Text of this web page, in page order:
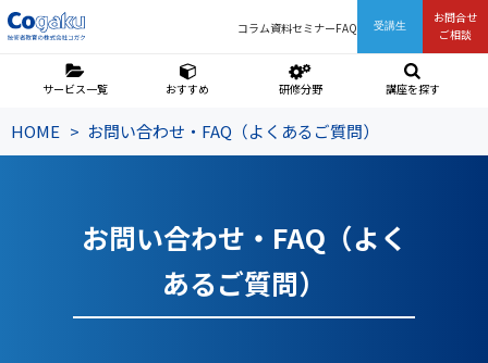
コラム資料セミナーFAQ 受講生
お問合せ
ご相談
サービス一覧 おすすめ 研修分野 講座を探す
HOME お問い合わせ・FAQ（よくあるご質問）
お問い合わせ・FAQ（よく
あるご質問）